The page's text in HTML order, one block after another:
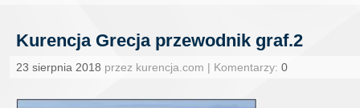
Kurencja Grecja przewodnik graf.2
23 sierpnia 2018 przez kurencja.com | Komentarzy: 0